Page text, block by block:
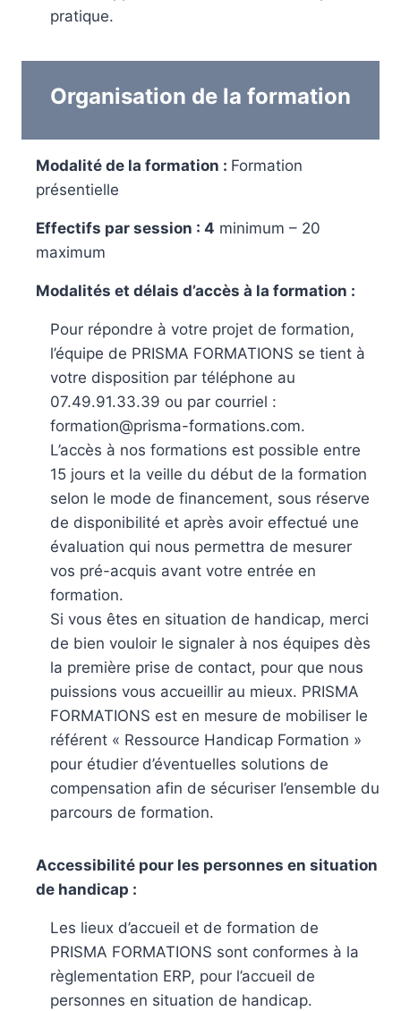
pratique.
Organisation de la formation
Modalité de la formation : Formation
présentielle
Effectifs par session : 4 minimum – 20
maximum
Modalités et délais d’accès à la formation :
Pour répondre à votre projet de formation,
l’équipe de PRISMA FORMATIONS se tient à
votre disposition par téléphone au
07.49.91.33.39 ou par courriel :
formation@prisma-formations.com.
L’accès à nos formations est possible entre
15 jours et la veille du début de la formation
selon le mode de financement, sous réserve
de disponibilité et après avoir effectué une
évaluation qui nous permettra de mesurer
vos pré-acquis avant votre entrée en
formation.
Si vous êtes en situation de handicap, merci
de bien vouloir le signaler à nos équipes dès
la première prise de contact, pour que nous
puissions vous accueillir au mieux. PRISMA
FORMATIONS est en mesure de mobiliser le
référent « Ressource Handicap Formation »
pour étudier d’éventuelles solutions de
compensation afin de sécuriser l’ensemble du
parcours de formation.
Accessibilité pour les personnes en situation
de handicap :
Les lieux d’accueil et de formation de
PRISMA FORMATIONS sont conformes à la
règlementation ERP, pour l’accueil de
personnes en situation de handicap.